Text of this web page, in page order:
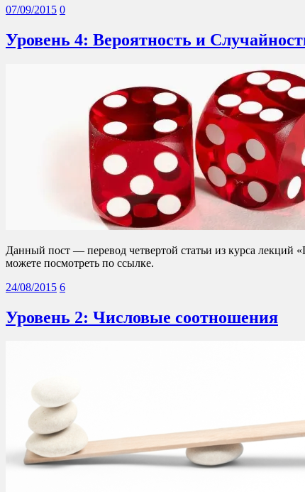
07/09/2015 0
Уровень 4: Вероятность и
Данный пост — перевод четвертой статьи из курса
можете посмотреть по ссылке.
24/08/2015 6
Уровень 2: Числовые соотношения